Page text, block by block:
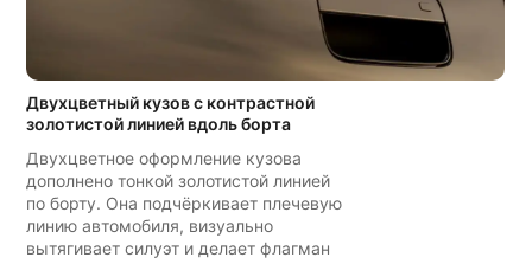
Двухцветный кузов с контрастной
золотистой линией вдоль борта
Двухцветное оформление кузова
дополнено тонкой золотистой линией
по борту. Она подчёркивает плечевую
линию автомобиля, визуально
вытягивает силуэт и делает флагман